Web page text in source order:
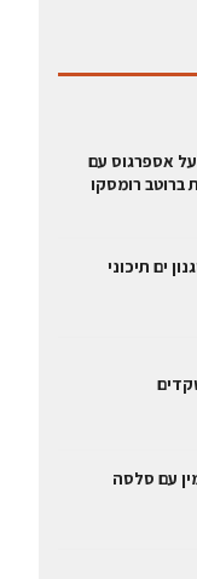
אספרגוס עם
ברוטב רומסקו
ים תיכוני
עם סלסה